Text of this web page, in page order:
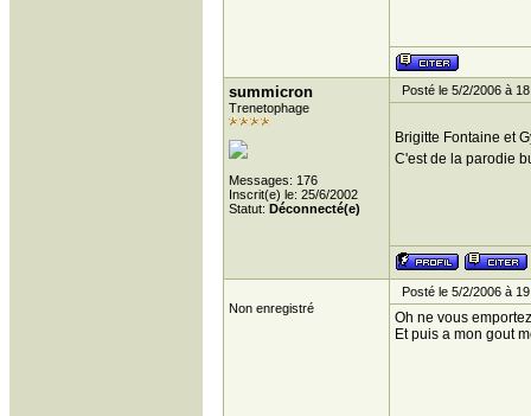
summicron
Trenetophage
Messages: 176
Inscrit(e) le: 25/6/2002
Statut: Déconnecté(e)
Posté le 5/2/2006 à
Brigitte Fontaine et
C'est de la parodie
Non enregistré
Posté le 5/2/2006 à
Oh ne vous
Et puis a mon gout